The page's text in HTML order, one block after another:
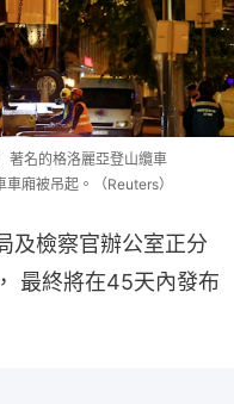
著名的格洛麗亞登山纜車
廂被吊起。（Reuters）
及檢察官辦公室正分
最終將在45天內發布